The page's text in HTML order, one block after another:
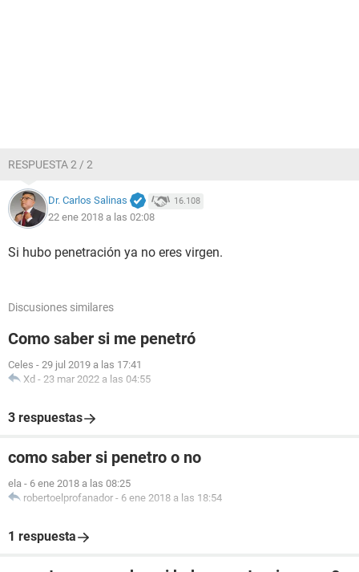
RESPUESTA 2 / 2
Dr. Carlos Salinas 16.108
22 ene 2018 a las 02:08
Si hubo penetración ya no eres virgen.
Discusiones similares
Como saber si me penetró
Celes - 29 jul 2019 a las 17:41
Xd - 23 mar 2022 a las 04:55
3 respuestas
como saber si penetro o no
ela - 6 ene 2018 a las 08:25
robertoelprofanador - 6 ene 2018 a las 18:54
1 respuesta